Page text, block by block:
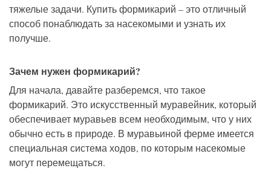
тяжелые задачи. Купить формикарий – это отличный
способ понаблюдать за насекомыми и узнать их
получше.
Зачем нужен формикарий?
Для начала, давайте разберемся, что такое
формикарий. Это искусственный муравейник, который
обеспечивает муравьев всем необходимым, что у них
обычно есть в природе. В муравьиной ферме имеется
специальная система ходов, по которым насекомые
могут перемещаться.